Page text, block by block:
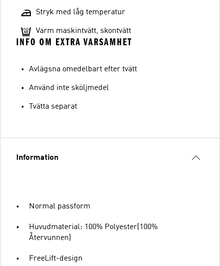
Stryk med låg temperatur
Varm maskintvätt, skontvätt
INFO OM EXTRA VARSAMHET
Avlägsna omedelbart efter tvätt
Använd inte sköljmedel
Tvätta separat
Information
Normal passform
Huvudmaterial: 100% Polyester(100%
Återvunnen)
FreeLift-design